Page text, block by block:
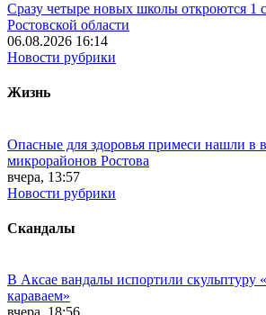
Сразу четыре новых школы откроются 1
Ростовской области
06.08.2026 16:14
Новости рубрики
Жизнь
Опасные для здоровья примеси нашли в
микрорайонов Ростова
вчера, 13:57
Новости рубрики
Скандалы
В Аксае вандалы испортили скульптуру
караваем»
вчера, 18:56